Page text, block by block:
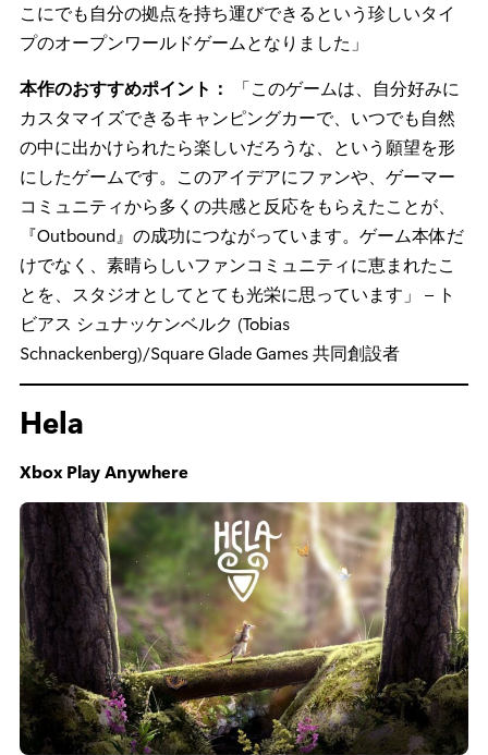
こにでも自分の拠点を持ち運びできるという珍しいタイ
プのオープンワールドゲームとなりました」
本作のおすすめポイント：
「このゲームは、自分好みに
カスタマイズできるキャンピングカーで、いつでも自然
の中に出かけられたら楽しいだろうな、という願望を形
にしたゲームです。このアイデアにファンや、ゲーマー
コミュニティから多くの共感と反応をもらえたことが、
『Outbound』の成功につながっています。ゲーム本体だ
けでなく、素晴らしいファンコミュニティに恵まれたこ
とを、スタジオとしてとても光栄に思っています」 – ト
ビアス シュナッケンベルク (Tobias
Schnackenberg)/Square Glade Games 共同創設者
Hela
Xbox Play Anywhere